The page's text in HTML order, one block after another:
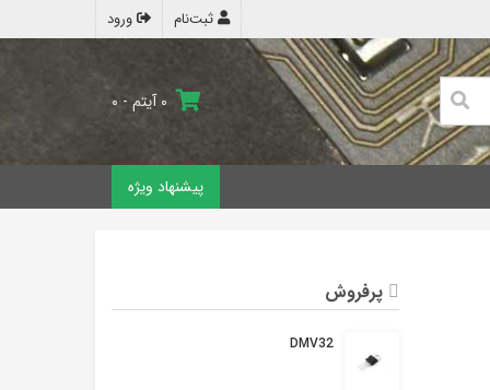
ورود ثبت‌نام
۰ آیتم - ۰
پیشنهاد ویژه
پرفروش
DMV32